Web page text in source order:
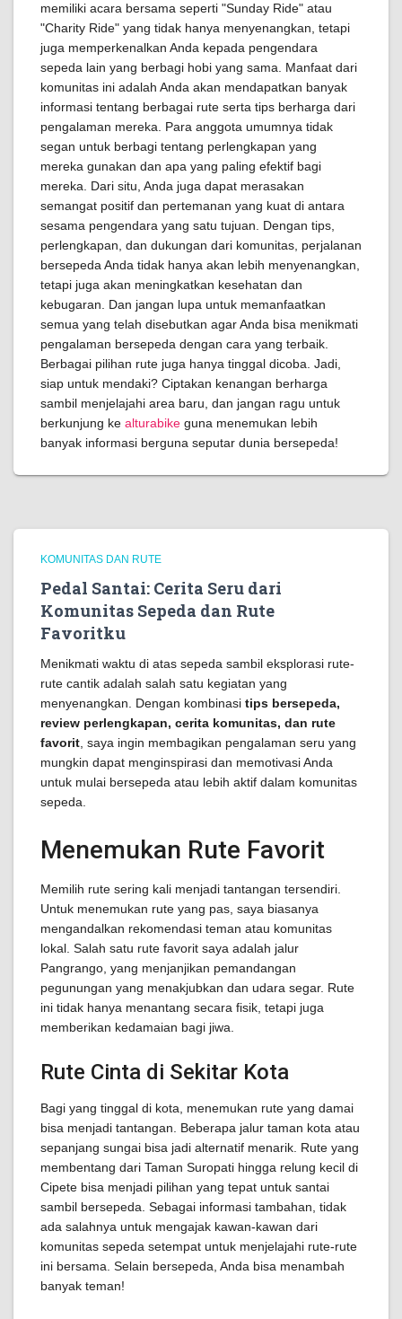
memiliki acara bersama seperti "Sunday Ride" atau
"Charity Ride" yang tidak hanya menyenangkan, tetapi
juga memperkenalkan Anda kepada pengendara
sepeda lain yang berbagi hobi yang sama. Manfaat dari
komunitas ini adalah Anda akan mendapatkan banyak
informasi tentang berbagai rute serta tips berharga dari
pengalaman mereka. Para anggota umumnya tidak
segan untuk berbagi tentang perlengkapan yang
mereka gunakan dan apa yang paling efektif bagi
mereka. Dari situ, Anda juga dapat merasakan
semangat positif dan pertemanan yang kuat di antara
sesama pengendara yang satu tujuan. Dengan tips,
perlengkapan, dan dukungan dari komunitas, perjalanan
bersepeda Anda tidak hanya akan lebih menyenangkan,
tetapi juga akan meningkatkan kesehatan dan
kebugaran. Dan jangan lupa untuk memanfaatkan
semua yang telah disebutkan agar Anda bisa menikmati
pengalaman bersepeda dengan cara yang terbaik.
Berbagai pilihan rute juga hanya tinggal dicoba. Jadi,
siap untuk mendaki? Ciptakan kenangan berharga
sambil menjelajahi area baru, dan jangan ragu untuk
berkunjung ke alturabike guna menemukan lebih
banyak informasi berguna seputar dunia bersepeda!
KOMUNITAS DAN RUTE
Pedal Santai: Cerita Seru dari
Komunitas Sepeda dan Rute
Favoritku
Menikmati waktu di atas sepeda sambil eksplorasi rute-
rute cantik adalah salah satu kegiatan yang
menyenangkan. Dengan kombinasi tips bersepeda,
review perlengkapan, cerita komunitas, dan rute
favorit , saya ingin membagikan pengalaman seru yang
mungkin dapat menginspirasi dan memotivasi Anda
untuk mulai bersepeda atau lebih aktif dalam komunitas
sepeda.
Menemukan Rute Favorit
Memilih rute sering kali menjadi tantangan tersendiri.
Untuk menemukan rute yang pas, saya biasanya
mengandalkan rekomendasi teman atau komunitas
lokal. Salah satu rute favorit saya adalah jalur
Pangrango, yang menjanjikan pemandangan
pegunungan yang menakjubkan dan udara segar. Rute
ini tidak hanya menantang secara fisik, tetapi juga
memberikan kedamaian bagi jiwa.
Rute Cinta di Sekitar Kota
Bagi yang tinggal di kota, menemukan rute yang damai
bisa menjadi tantangan. Beberapa jalur taman kota atau
sepanjang sungai bisa jadi alternatif menarik. Rute yang
membentang dari Taman Suropati hingga relung kecil di
Cipete bisa menjadi pilihan yang tepat untuk santai
sambil bersepeda. Sebagai informasi tambahan, tidak
ada salahnya untuk mengajak kawan-kawan dari
komunitas sepeda setempat untuk menjelajahi rute-rute
ini bersama. Selain bersepeda, Anda bisa menambah
banyak teman!